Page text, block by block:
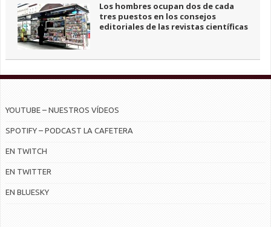
Los hombres ocupan dos de cada
tres puestos en los consejos
editoriales de las revistas científicas
YOUTUBE – NUESTROS VÍDEOS
SPOTIFY – PODCAST LA CAFETERA
EN TWITCH
EN TWITTER
EN BLUESKY